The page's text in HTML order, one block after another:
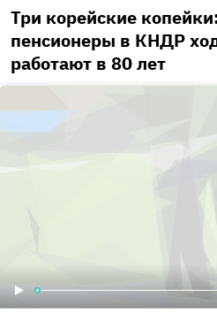
Три корейские
пенсионеры в КНДР
работают в 80 лет